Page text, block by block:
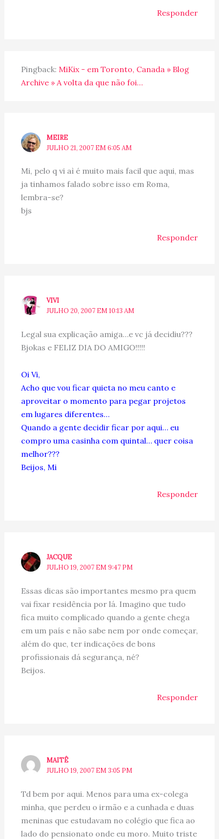
Responder
Pingback: MiKix - em Toronto, Canada » Blog
Archive » A volta da que não foi…
MEIRE
JULHO 21, 2007 EM 6:05 AM
Mi, pelo q vi aì é muito mais facil que aqui, mas
ja tinhamos falado sobre isso em Roma,
lembra-se?
bjs
Responder
VIVI
JULHO 20, 2007 EM 10:13 AM
Legal sua explicação amiga…e vc já decidiu???
Bjokas e FELIZ DIA DO AMIGO!!!!!
Oi Vi,
Acho que vou ficar quieta no meu canto e
aproveitar o momento para pegar projetos
em lugares diferentes…
Quando a gente decidir ficar por aqui… eu
compro uma casinha com quintal… quer coisa
melhor???
Beijos, Mi
Responder
JACQUE
JULHO 19, 2007 EM 9:47 PM
Essas dicas são importantes mesmo pra quem
vai fixar residência por lá. Imagino que tudo
fica muito complicado quando a gente chega
em um país e não sabe nem por onde começar,
além do que, ter indicações de bons
profissionais dá segurança, né?
Beijos.
Responder
MAITÊ
JULHO 19, 2007 EM 3:05 PM
Td bem por aqui. Menos para uma ex-colega
minha, que perdeu o irmão e a cunhada e duas
meninas que estudavam no colégio que fica ao
lado do pensionato onde eu moro. Muito triste